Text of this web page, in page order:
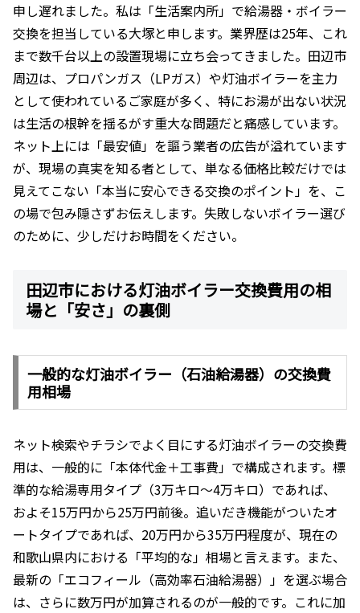
申し遅れました。私は「生活案内所」で給湯器・ボイラー
交換を担当している大塚と申します。業界歴は25年、これ
まで数千台以上の設置現場に立ち会ってきました。田辺市
周辺は、プロパンガス（LPガス）や灯油ボイラーを主力
として使われているご家庭が多く、特にお湯が出ない状況
は生活の根幹を揺るがす重大な問題だと痛感しています。
ネット上には「最安値」を謳う業者の広告が溢れています
が、現場の真実を知る者として、単なる価格比較だけでは
見えてこない「本当に安心できる交換のポイント」を、こ
の場で包み隠さずお伝えします。失敗しないボイラー選び
のために、少しだけお時間をください。
田辺市における灯油ボイラー交換費用の相
場と「安さ」の裏側
一般的な灯油ボイラー（石油給湯器）の交換費
用相場
ネット検索やチラシでよく目にする灯油ボイラーの交換費
用は、一般的に「本体代金＋工事費」で構成されます。標
準的な給湯専用タイプ（3万キロ〜4万キロ）であれば、
およそ15万円から25万円前後。追いだき機能がついたオ
ートタイプであれば、20万円から35万円程度が、現在の
和歌山県内における「平均的な」相場と言えます。また、
最新の「エコフィール（高効率石油給湯器）」を選ぶ場合
は、さらに数万円が加算されるのが一般的です。これに加